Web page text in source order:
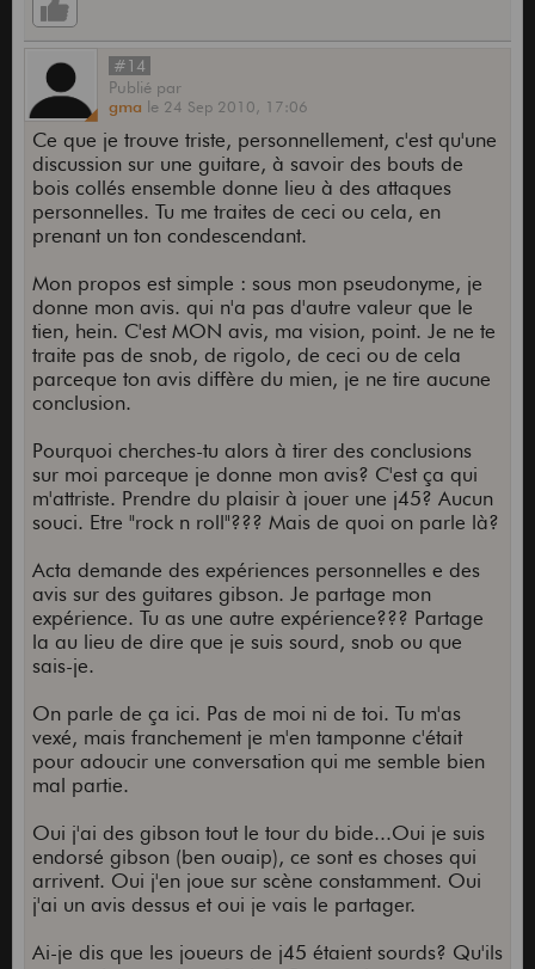
#14
Publié par
gma le 24 Sep 2010, 17:06
Ce que je trouve triste, personnellement, c'est qu'une
discussion sur une guitare, à savoir des bouts de
bois collés ensemble donne lieu à des attaques
personnelles. Tu me traites de ceci ou cela, en
prenant un ton condescendant.
Mon propos est simple : sous mon pseudonyme, je
donne mon avis. qui n'a pas d'autre valeur que le
tien, hein. C'est MON avis, ma vision, point. Je ne te
traite pas de snob, de rigolo, de ceci ou de cela
parceque ton avis diffère du mien, je ne tire aucune
conclusion.
Pourquoi cherches-tu alors à tirer des conclusions
sur moi parceque je donne mon avis? C'est ça qui
m'attriste. Prendre du plaisir à jouer une j45? Aucun
souci. Etre "rock n roll"??? Mais de quoi on parle là?
Acta demande des expériences personnelles e des
avis sur des guitares gibson. Je partage mon
expérience. Tu as une autre expérience??? Partage
la au lieu de dire que je suis sourd, snob ou que
sais-je.
On parle de ça ici. Pas de moi ni de toi. Tu m'as
vexé, mais franchement je m'en tamponne c'était
pour adoucir une conversation qui me semble bien
mal partie.
Oui j'ai des gibson tout le tour du bide...Oui je suis
endorsé gibson (ben ouaip), ce sont es choses qui
arrivent. Oui j'en joue sur scène constamment. Oui
j'ai un avis dessus et oui je vais le partager.
Ai-je dis que les joueurs de j45 étaient sourds? Qu'ils